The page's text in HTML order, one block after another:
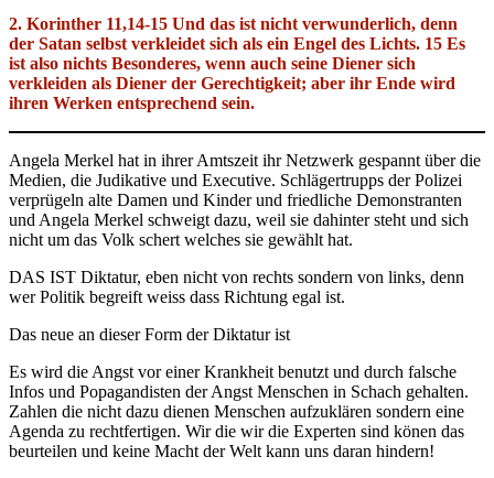
2. Korinther 11,14-15 Und das ist nicht verwunderlich, denn
der Satan selbst verkleidet sich als ein Engel des Lichts. 15 Es
ist also nichts Besonderes, wenn auch seine Diener sich
verkleiden als Diener der Gerechtigkeit; aber ihr Ende wird
ihren Werken entsprechend sein.
Angela Merkel hat in ihrer Amtszeit ihr Netzwerk gespannt über die
Medien, die Judikative und Executive. Schlägertrupps der Polizei
verprügeln alte Damen und Kinder und friedliche Demonstranten
und Angela Merkel schweigt dazu, weil sie dahinter steht und sich
nicht um das Volk schert welches sie gewählt hat.
DAS IST Diktatur, eben nicht von rechts sondern von links, denn
wer Politik begreift weiss dass Richtung egal ist.
Das neue an dieser Form der Diktatur ist
Es wird die Angst vor einer Krankheit benutzt und durch falsche
Infos und Popagandisten der Angst Menschen in Schach gehalten.
Zahlen die nicht dazu dienen Menschen aufzuklären sondern eine
Agenda zu rechtfertigen. Wir die wir die Experten sind könen das
beurteilen und keine Macht der Welt kann uns daran hindern!